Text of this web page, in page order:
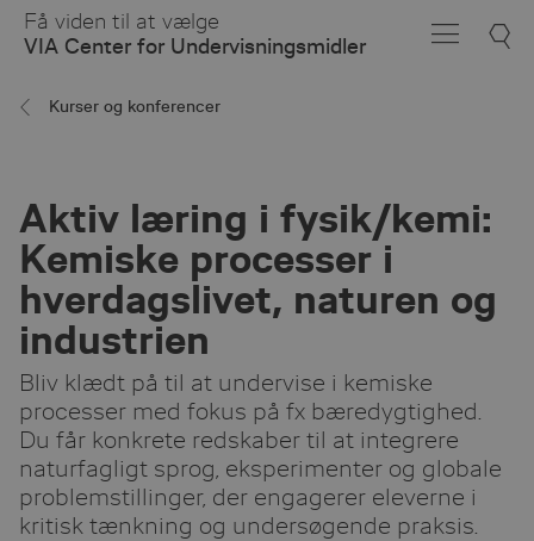
Skip
Main
Få viden til at vælge
VIA Center for Undervisningsmidler
Kurser og konferencer
Aktiv læring i fysik/kemi:
Kemiske processer i
hverdagslivet, naturen og
industrien
Bliv klædt på til at undervise i kemiske
processer med fokus på fx bæredygtighed.
Du får konkrete redskaber til at integrere
naturfagligt sprog, eksperimenter og globale
problemstillinger, der engagerer eleverne i
kritisk tænkning og undersøgende praksis.